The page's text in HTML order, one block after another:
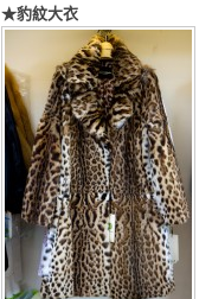
★豹紋大衣